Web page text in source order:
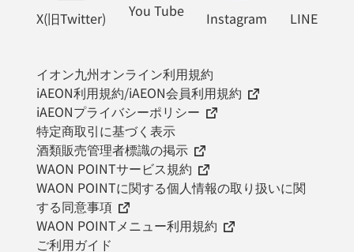
X(旧Twitter) You Tube Instagram LINE
イオン九州オンライン利用規約
iAEON利用規約/iAEON会員利用規約
iAEONプライバシーポリシー
特定商取引に基づく表示
酒類販売管理者標識の掲示
WAON POINTサービス規約
WAON POINTに関する個人情報の取り扱いに関
する同意事項
WAON POINTメニュー利用規約
ご利用ガイド